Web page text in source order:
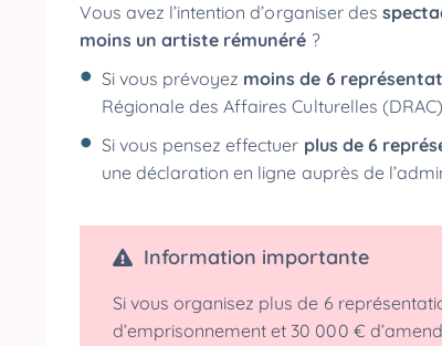
Vous avez l’intention d’organiser des
moins un artiste rémunéré ?
Si vous prévoyez moins de 6
Régionale des Affaires Culturelles
Si vous pensez effectuer plus de 6
une déclaration en ligne auprès de
Information importante
Si vous organisez plus de 6
d’emprisonnement et 30 000 €